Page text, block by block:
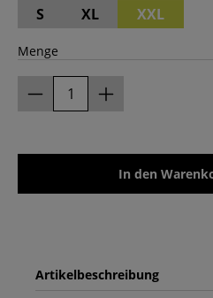
S
XL XXL
Menge
In den
Artikelbeschreibung